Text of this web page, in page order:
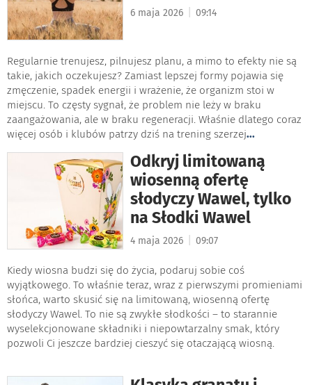
6 maja 2026 09:14
Regularnie trenujesz, pilnujesz planu, a mimo to efekty nie są
takie, jakich oczekujesz? Zamiast lepszej formy pojawia się
zmęczenie, spadek energii i wrażenie, że organizm stoi w
miejscu. To częsty sygnał, że problem nie leży w braku
zaangażowania, ale w braku regeneracji. Właśnie dlatego coraz
więcej osób i klubów patrzy dziś na trening szerzej...
Odkryj limitowaną
wiosenną ofertę
słodyczy Wawel, tylko
na Słodki Wawel
4 maja 2026 09:07
Kiedy wiosna budzi się do życia, podaruj sobie coś
wyjątkowego. To właśnie teraz, wraz z pierwszymi promieniami
słońca, warto skusić się na limitowaną, wiosenną ofertę
słodyczy Wawel. To nie są zwykłe słodkości – to starannie
wyselekcjonowane składniki i niepowtarzalny smak, który
pozwoli Ci jeszcze bardziej cieszyć się otaczającą wiosną.